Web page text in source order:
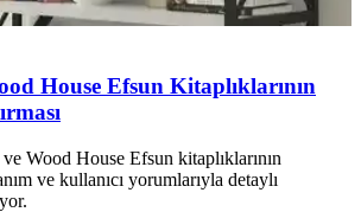
House Efsun Kitaplıklarının
Wood House Efsun kitaplıklarının
ve kullanıcı yorumlarıyla detaylı